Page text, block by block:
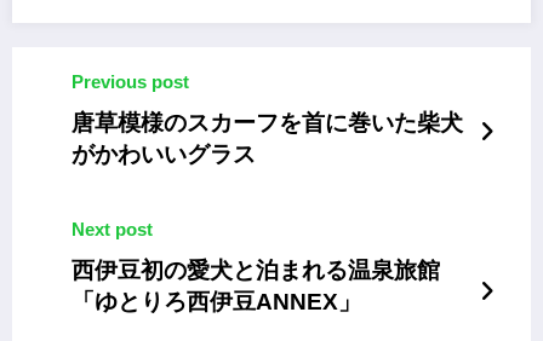
Previous post
唐草模様のスカーフを首に巻いた柴犬
がかわいいグラス
Next post
西伊豆初の愛犬と泊まれる温泉旅館
「ゆとりろ西伊豆ANNEX」